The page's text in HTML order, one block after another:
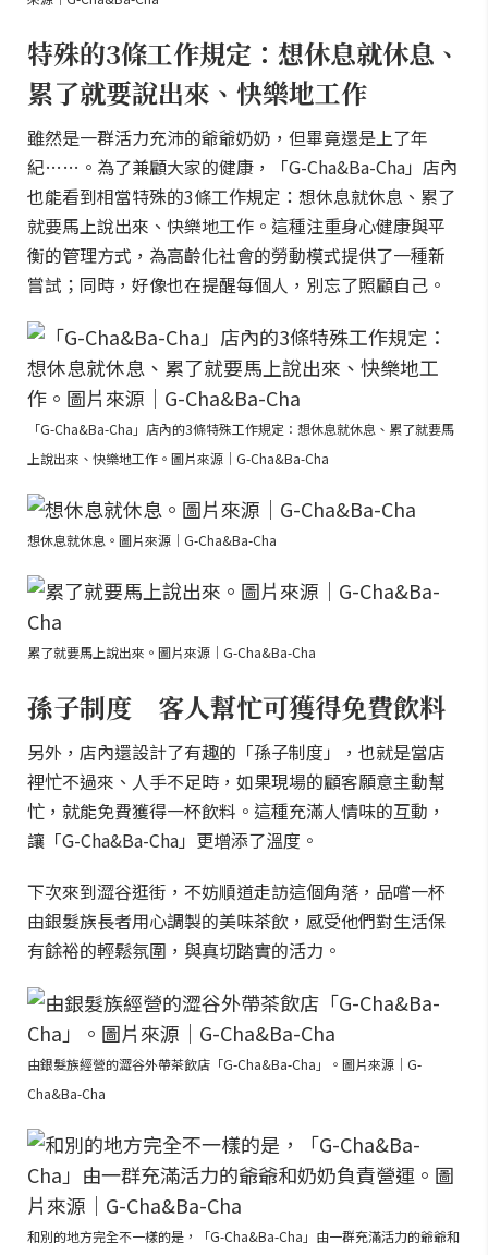
特殊的3條工作規定：想休息就休息、
累了就要說出來、快樂地工作
雖然是一群活力充沛的爺爺奶奶，但畢竟還是上了年
紀……。為了兼顧大家的健康，「G-Cha&Ba-Cha」店內
也能看到相當特殊的3條工作規定：想休息就休息、累了
就要馬上說出來、快樂地工作。這種注重身心健康與平
衡的管理方式，為高齡化社會的勞動模式提供了一種新
嘗試；同時，好像也在提醒每個人，別忘了照顧自己。
「G-Cha&Ba-Cha」店內的3條特殊工作規定：想休息就休息、累了就要馬
上說出來、快樂地工作。圖片來源｜G-Cha&Ba-Cha
想休息就休息。圖片來源｜G-Cha&Ba-Cha
累了就要馬上說出來。圖片來源｜G-Cha&Ba-Cha
孫子制度 客人幫忙可獲得免費飲料
另外，店內還設計了有趣的「孫子制度」，也就是當店
裡忙不過來、人手不足時，如果現場的顧客願意主動幫
忙，就能免費獲得一杯飲料。這種充滿人情味的互動，
讓「G-Cha&Ba-Cha」更增添了溫度。
下次來到澀谷逛街，不妨順道走訪這個角落，品嚐一杯
由銀髮族長者用心調製的美味茶飲，感受他們對生活保
有餘裕的輕鬆氛圍，與真切踏實的活力。
由銀髮族經營的澀谷外帶茶飲店「G-Cha&Ba-Cha」。圖片來源｜G-
Cha&Ba-Cha
和別的地方完全不一樣的是，「G-Cha&Ba-Cha」由一群充滿活力的爺爺和